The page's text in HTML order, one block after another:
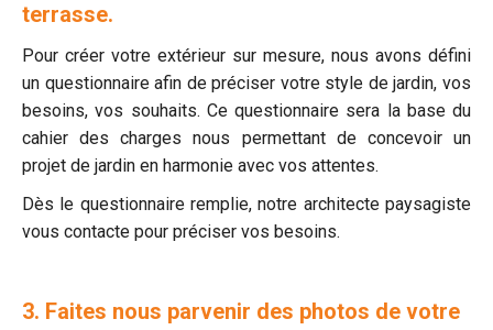
terrasse.
Pour créer votre extérieur sur mesure, nous avons défini
un questionnaire afin de préciser votre style de jardin, vos
besoins, vos souhaits. Ce questionnaire sera la base du
cahier des charges nous permettant de concevoir un
projet de jardin en harmonie avec vos attentes.
Dès le questionnaire remplie, notre architecte paysagiste
vous contacte pour préciser vos besoins.
3. Faites nous parvenir des photos de votre